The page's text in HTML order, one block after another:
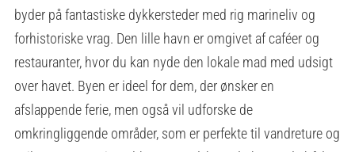
byder på fantastiske dykkersteder med rig marineliv og
forhistoriske vrag. Den lille havn er omgivet af caféer og
restauranter, hvor du kan nyde den lokale mad med udsigt
over havet. Byen er ideel for dem, der ønsker en
afslappende ferie, men også vil udforske de
omkringliggende områder, som er perfekte til vandreture og